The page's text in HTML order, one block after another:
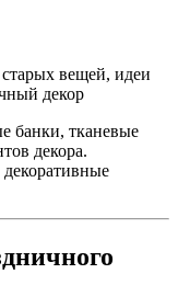
вещей, идеи
декор
банки, тканевые
декора.